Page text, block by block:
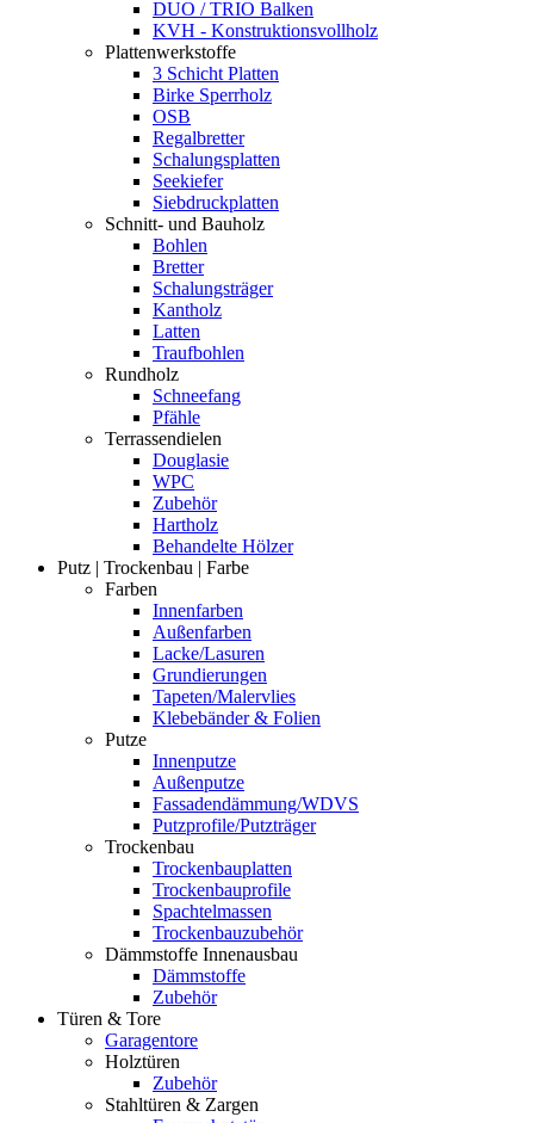
DUO / TRIO Balken
KVH - Konstruktionsvollholz
Plattenwerkstoffe
3 Schicht Platten
Birke Sperrholz
OSB
Regalbretter
Schalungsplatten
Seekiefer
Siebdruckplatten
Schnitt- und Bauholz
Bohlen
Bretter
Schalungsträger
Kantholz
Latten
Traufbohlen
Rundholz
Schneefang
Pfähle
Terrassendielen
Douglasie
WPC
Zubehör
Hartholz
Behandelte Hölzer
Putz | Trockenbau | Farbe
Farben
Innenfarben
Außenfarben
Lacke/Lasuren
Grundierungen
Tapeten/Malervlies
Klebebänder & Folien
Putze
Innenputze
Außenputze
Fassadendämmung/WDVS
Putzprofile/Putzträger
Trockenbau
Trockenbauplatten
Trockenbauprofile
Spachtelmassen
Trockenbauzubehör
Dämmstoffe Innenausbau
Dämmstoffe
Zubehör
Türen & Tore
Garagentore
Holztüren
Zubehör
Stahltüren & Zargen